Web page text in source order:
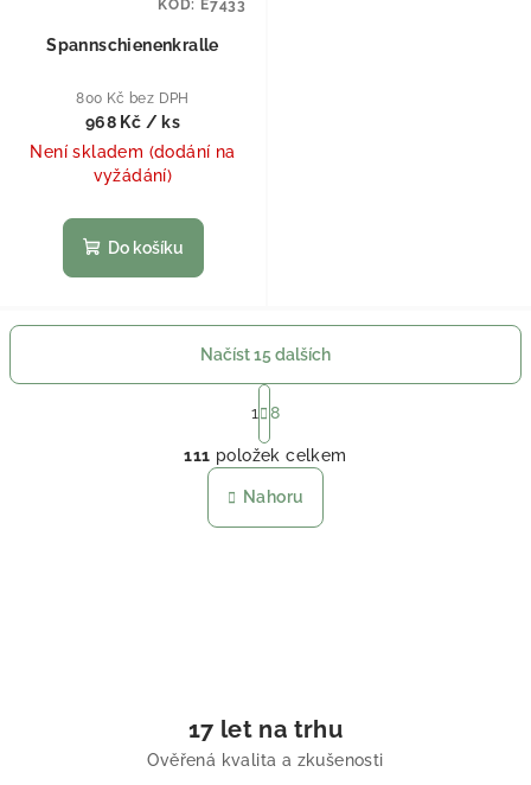
Spannschienenkralle
800 Kč bez DPH
968 Kč / ks
Není skladem (dodání na
vyžádání)
Do košíku
KÓD: E7433
Ovládací prvky výpisu
Načíst 15 dalších
Stránkování
1 8
111 položek celkem
Nahoru
17 let na trhu
Ověřená kvalita a zkušenosti